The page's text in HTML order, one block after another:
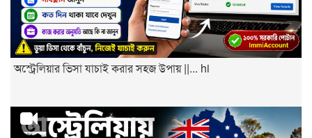
অস্ট্রেলিয়ার ভিসা যাচাই করার সহজ উপায় ||... hi